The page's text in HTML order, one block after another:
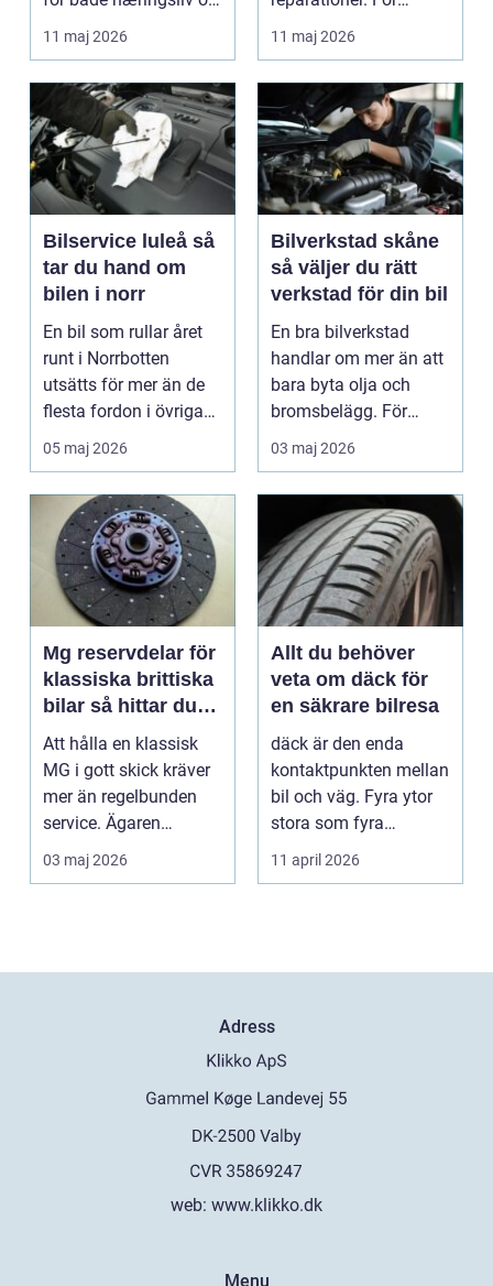
privatperson...
11 maj 2026
många förare i Skåne
är verk...
11 maj 2026
Bilservice luleå så
tar du hand om
bilen i norr
En bil som rullar året
runt i Norrbotten
utsätts för mer än de
flesta fordon i övriga
landet. Kyla, ...
05 maj 2026
Bilverkstad skåne
så väljer du rätt
verkstad för din bil
En bra bilverkstad
handlar om mer än att
bara byta olja och
bromsbelägg. För
många är bilen
avgörand...
03 maj 2026
Mg reservdelar för
klassiska brittiska
bilar så hittar du
rätt delar
Att hålla en klassisk
MG i gott skick kräver
mer än regelbunden
service. Ägaren
behöver också ha kol...
03 maj 2026
Allt du behöver
veta om däck för
en säkrare bilresa
däck är den enda
kontaktpunkten mellan
bil och väg. Fyra ytor
stora som fyra
handflator avgör
bromss...
11 april 2026
Adress
web: www.klikko.dk
Menu